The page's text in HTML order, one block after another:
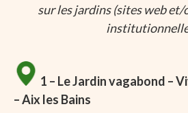
sur les jardins (sites web
1 – Le Jardin vagabond –
– Aix les Bains